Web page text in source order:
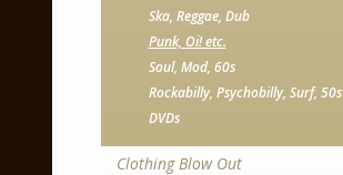
Ska, Reggae, Dub
Punk, Oi! etc.
Soul, Mod, 60s
Rockabilly, Psychobilly, Surf, 50s
DVDs
Clothing Blow Out